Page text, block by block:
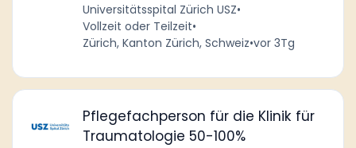
Universitätsspital Zürich USZ•
Vollzeit oder Teilzeit•
Zürich, Kanton Zürich, Schweiz•vor 3Tg
Pflegefachperson für die Klinik für
Traumatologie 50-100%